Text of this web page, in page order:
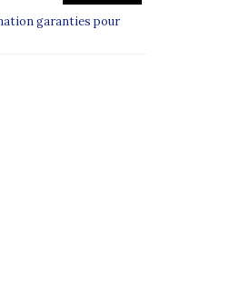
garanties pour